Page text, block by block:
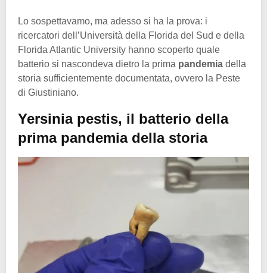
Lo sospettavamo, ma adesso si ha la prova: i
ricercatori dell’Università della Florida del Sud e della
Florida Atlantic University hanno scoperto quale
batterio si nascondeva dietro la prima pandemia della
storia sufficientemente documentata, ovvero la Peste
di Giustiniano.
Yersinia pestis, il batterio della
prima pandemia della storia